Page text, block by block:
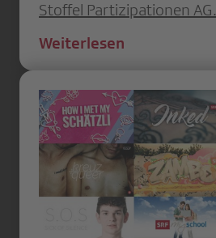
Stoffel Partizipationen AG.
Weiterlesen